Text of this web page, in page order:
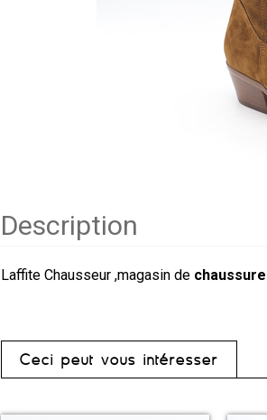
Description
Laffite Chausseur ,magasin de
Ceci peut vous intéresser